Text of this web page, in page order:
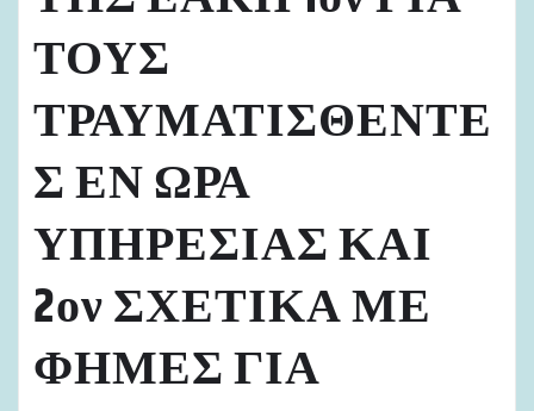
ΤΟΥΣ
ΤΡΑΥΜΑΤΙΣΘΕΝΤΕ
Σ ΕΝ ΩΡΑ
ΥΠΗΡΕΣΙΑΣ ΚΑΙ
2ον ΣΧΕΤΙΚΑ ΜΕ
ΦΗΜΕΣ ΓΙΑ